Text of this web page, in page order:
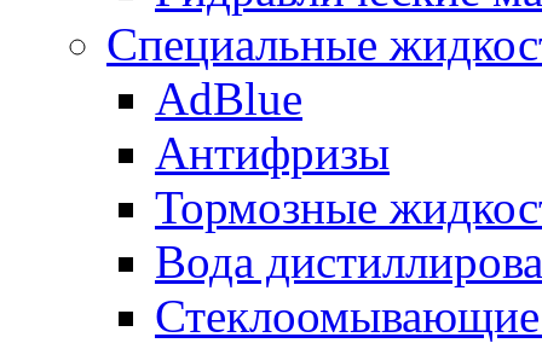
Специальные
AdBlue
Антифризы
Тормозные
Вода